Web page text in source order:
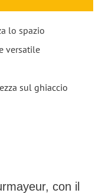
lo spazio
versatile
sul ghiaccio
con il